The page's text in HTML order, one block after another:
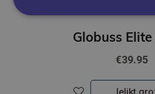
€39.95